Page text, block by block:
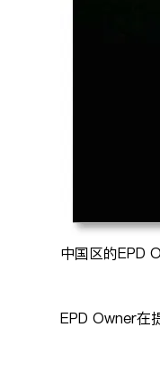
中国区的EPD
EPD Owner在